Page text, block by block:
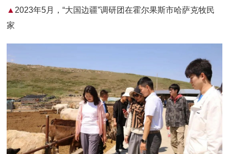
▲ 2023年5月，“大国边疆”调研团在霍尔果斯市哈萨克牧民
家